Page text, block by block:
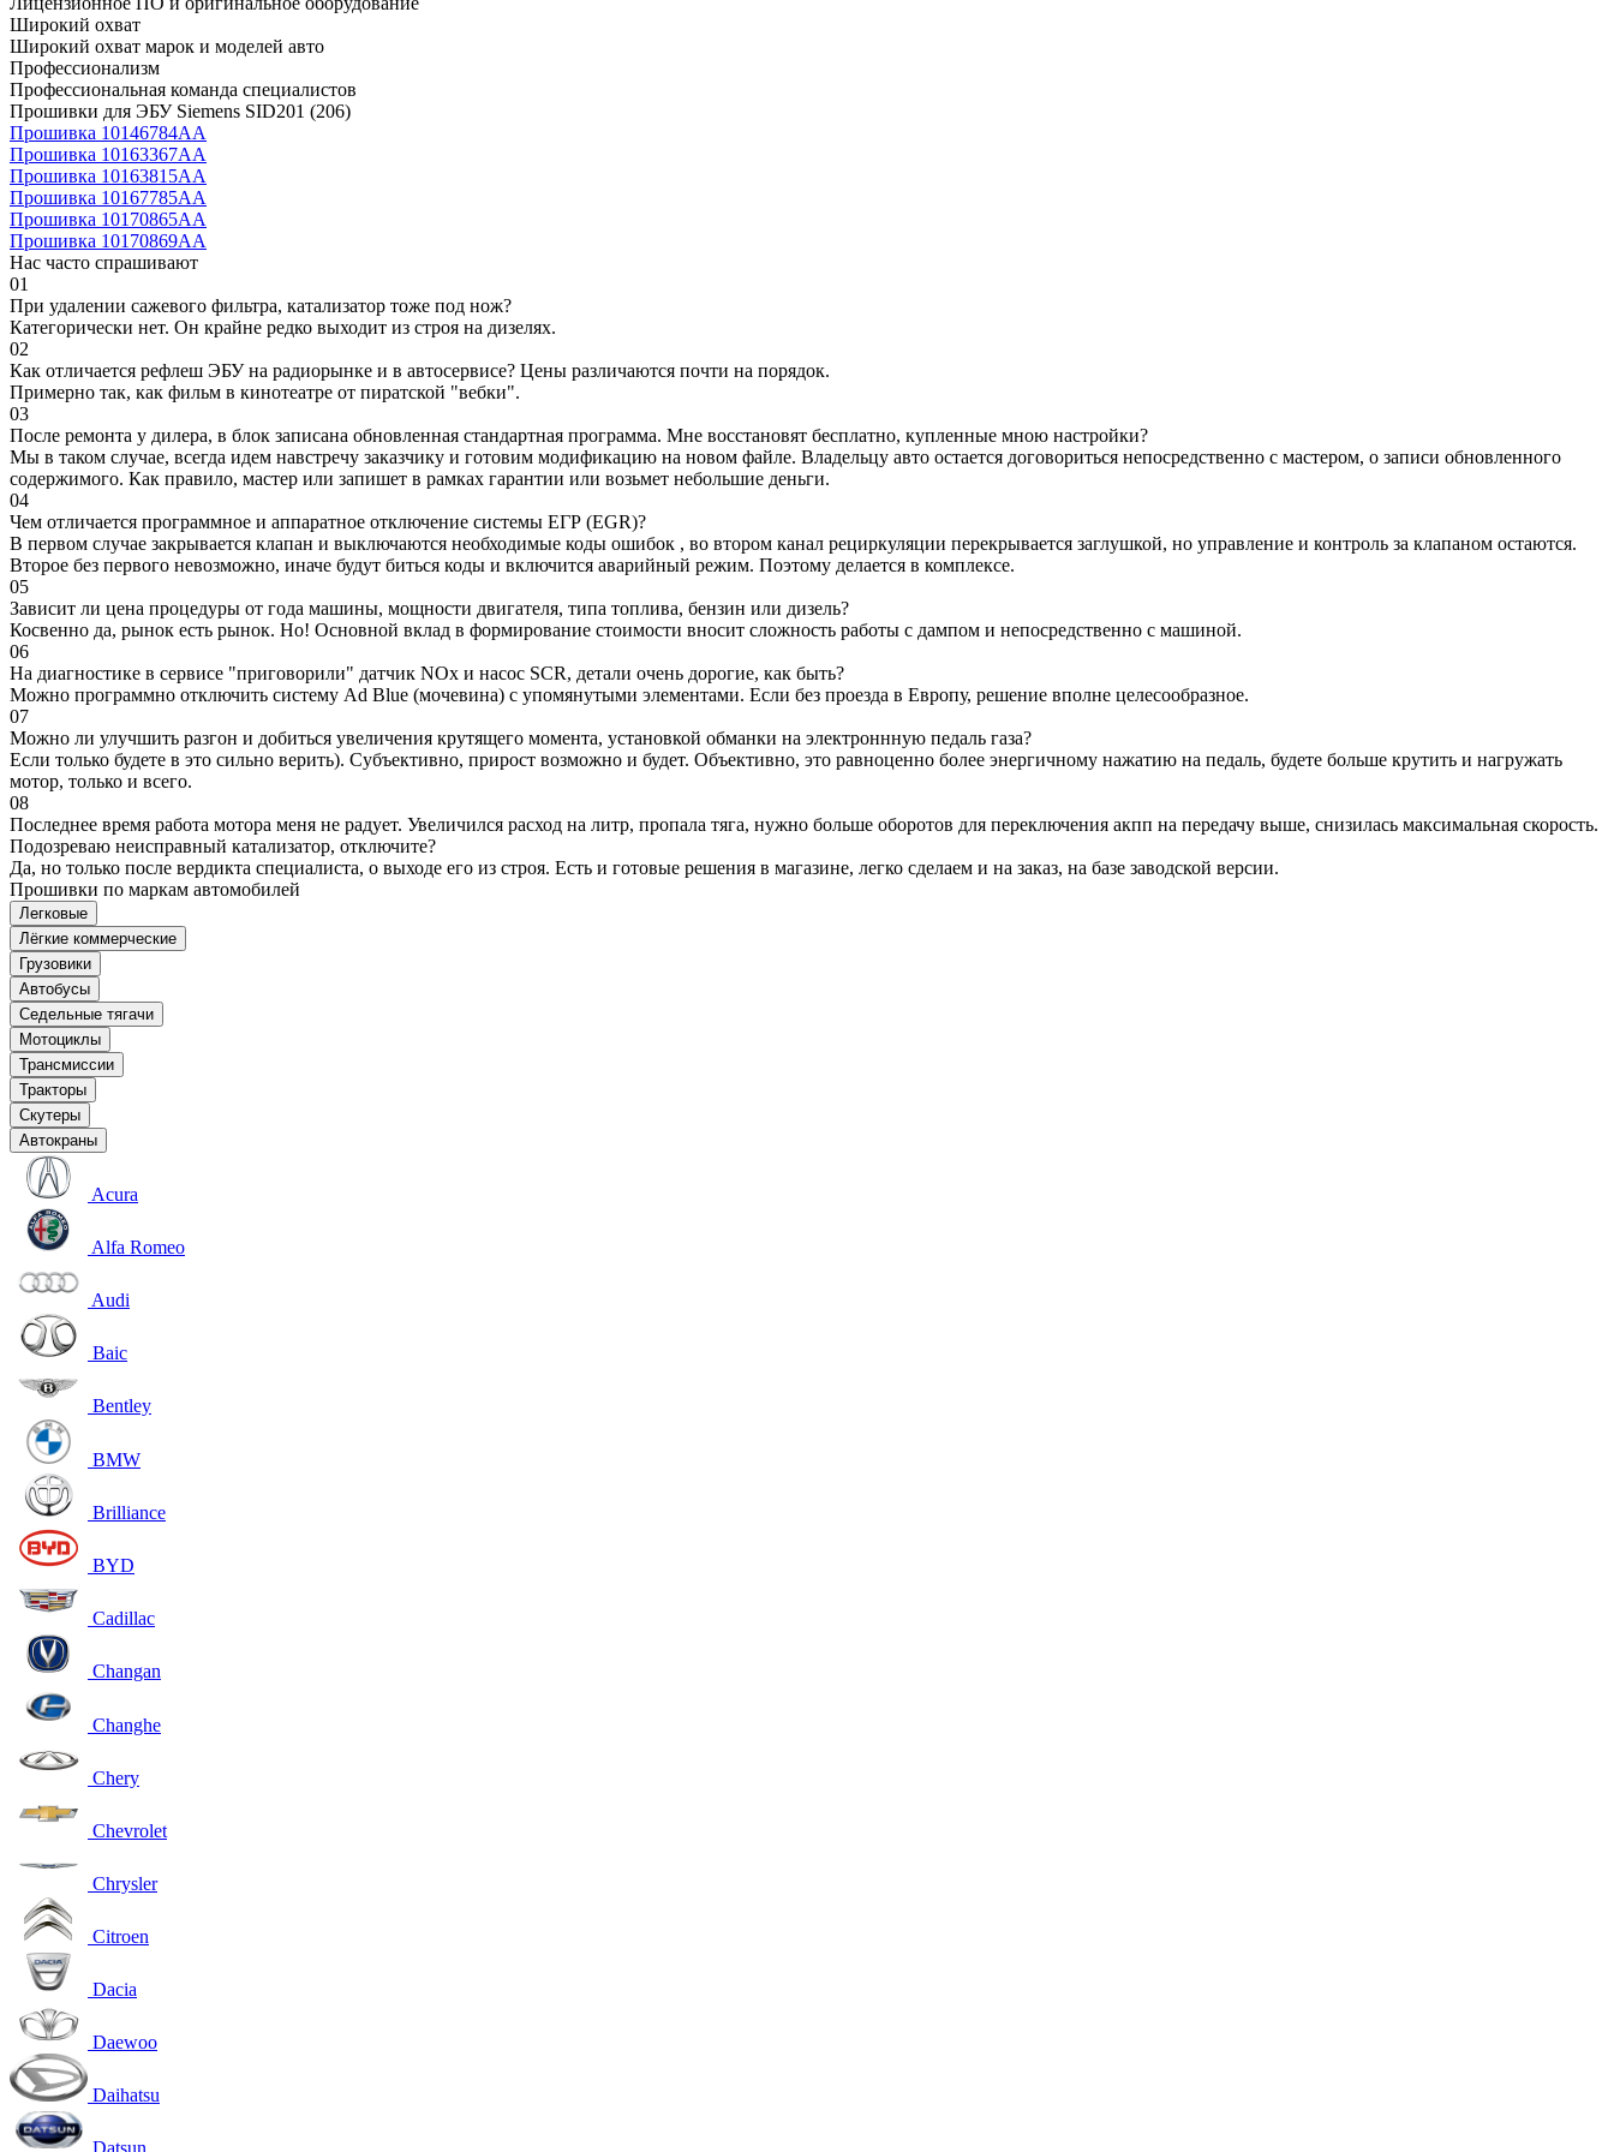
Широкий охват
Широкий охват марок и моделей авто
Профессионализм
Профессиональная команда специалистов
Прошивки для ЭБУ Siemens SID201 (206)
Прошивка 10146784AA
Прошивка 10163367AA
Прошивка 10163815AA
Прошивка 10167785AA
Прошивка 10170865AA
Прошивка 10170869AA
Нас часто спрашивают
01
При удалении сажевого фильтра, катализатор тоже под нож?
Категорически нет. Он крайне редко выходит из строя на дизелях.
02
Как отличается рефлеш ЭБУ на радиорынке и в автосервисе? Цены различаются почти на порядок.
Примерно так, как фильм в кинотеатре от пиратской "вебки".
03
После ремонта у дилера, в блок записана обновленная стандартная программа. Мне восстановят бесплатно, купленные мною настройки?
Мы в таком случае, всегда идем навстречу заказчику и готовим модификацию на новом файле. Владельцу авто остается договориться непосредственно с мастером, о записи обновленного
содержимого. Как правило, мастер или запишет в рамках гарантии или возьмет небольшие деньги.
04
Чем отличается программное и аппаратное отключение системы ЕГР (EGR)?
В первом случае закрывается клапан и выключаются необходимые коды ошибок , во втором канал рециркуляции перекрывается заглушкой, но управление и контроль за клапаном остаются.
Второе без первого невозможно, иначе будут биться коды и включится аварийный режим. Поэтому делается в комплексе.
05
Зависит ли цена процедуры от года машины, мощности двигателя, типа топлива, бензин или дизель?
Косвенно да, рынок есть рынок. Но! Основной вклад в формирование стоимости вносит сложность работы с дампом и непосредственно с машиной.
06
На диагностике в сервисе "приговорили" датчик NOx и насос SCR, детали очень дорогие, как быть?
Можно программно отключить систему Ad Blue (мочевина) с упомянутыми элементами. Если без проезда в Европу, решение вполне целесообразное.
07
Можно ли улучшить разгон и добиться увеличения крутящего момента, установкой обманки на электроннную педаль газа?
Если только будете в это сильно верить). Субъективно, прирост возможно и будет. Объективно, это равноценно более энергичному нажатию на педаль, будете больше крутить и нагружать
мотор, только и всего.
08
Последнее время работа мотора меня не радует. Увеличился расход на литр, пропала тяга, нужно больше оборотов для переключения акпп на передачу выше, снизилась максимальная скорость.
Подозреваю неисправный катализатор, отключите?
Да, но только после вердикта специалиста, о выходе его из строя. Есть и готовые решения в магазине, легко сделаем и на заказ, на базе заводской версии.
Прошивки по маркам автомобилей
Легковые
Лёгкие коммерческие
Грузовики
Автобусы
Седельные тягачи
Мотоциклы
Трансмиссии
Тракторы
Скутеры
Автокраны
Acura
Alfa Romeo
Audi
Baic
Bentley
BMW
Brilliance
BYD
Cadillac
Changan
Changhe
Chery
Chevrolet
Chrysler
Citroen
Dacia
Daewoo
Daihatsu
Datsun